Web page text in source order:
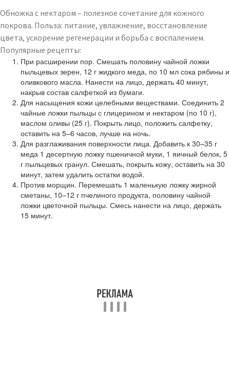
Обножка с нектаром – полезное сочетание для кожного
покрова. Польза: питание, увлажнение, восстановление
цвета, ускорение регенерации и борьба с воспалением.
Популярные рецепты:
При расширении пор. Смешать половину чайной ложки
пыльцевых зерен, 12 г жидкого меда, по 10 мл сока рябины и
оливкового масла. Нанести на лицо, держать 40 минут,
накрыв состав салфеткой из бумаги.
Для насыщения кожи целебными веществами. Соединить 2
чайные ложки пыльцы с глицерином и нектаром (по 10 г),
маслом оливы (25 г). Покрыть лицо, положить салфетку,
оставить на 5–6 часов, лучше на ночь.
Для разглаживания поверхности лица. Добавить к 30–35 г
меда 1 десертную ложку пшеничной муки, 1 яичный белок, 5
г пыльцевых гранул. Смешать, покрыть кожу, оставить на 30
минут, затем удалить остатки водой.
Против морщин. Перемешать 1 маленькую ложку жирной
сметаны, 10–12 г пчелиного продукта, половину чайной
ложки цветочной пыльцы. Смесь нанести на лицо, держать
15 минут.